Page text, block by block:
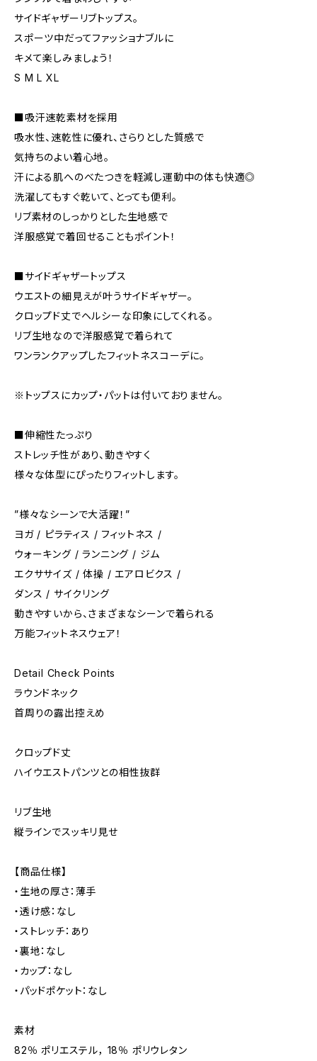
サイドギャザーリブトップス。
スポーツ中だってファッショナブルに
キメて楽しみましょう！
S M L XL
■吸汗速乾素材を採用
吸水性、速乾性に優れ、さらりとした質感で
気持ちのよい着心地。
汗による肌へのべたつきを軽減し運動中の体も快適◎
洗濯してもすぐ乾いて、とっても便利。
リブ素材のしっかりとした生地感で
洋服感覚で着回せることもポイント！
■サイドギャザートップス
ウエストの細見えが叶うサイドギャザー。
クロップド丈でヘルシーな印象にしてくれる。
リブ生地なので洋服感覚で着られて
ワンランクアップしたフィットネスコーデに。
※トップスにカップ・パットは付いておりません。
■伸縮性たっぷり
ストレッチ性があり、動きやすく
様々な体型にぴったりフィットします。
”様々なシーンで大活躍！”
ヨガ / ピラティス / フィットネス /
ウォーキング / ランニング / ジム
エクササイズ / 体操 / エアロビクス /
ダンス / サイクリング
動きやすいから、さまざまなシーンで着られる
万能フィットネスウェア！
Detail Check Points
ラウンドネック
首周りの露出控えめ
クロップド丈
ハイウエストパンツとの相性抜群
リブ生地
縦ラインでスッキリ見せ
【商品仕様】
・生地の厚さ：薄手
・透け感：なし
・ストレッチ：あり
・裏地：なし
・カップ：なし
・パッドポケット：なし
素材
82％ ポリエステル， 18％ ポリウレタン